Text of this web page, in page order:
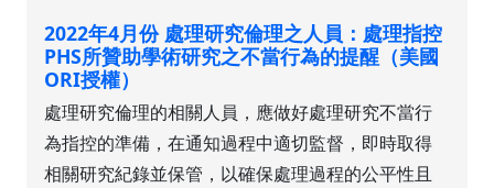
2022年4月份 處理研究倫理之人員：處理指控
PHS所贊助學術研究之不當行為的提醒（美國
ORI授權）
處理研究倫理的相關人員，應做好處理研究不當行
為指控的準備，在通知過程中適切監督，即時取得
相關研究紀錄並保管，以確保處理過程的公平性且